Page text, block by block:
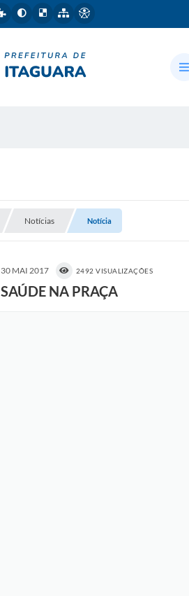
Notícias Notícia
30 MAI 2017 2492 VISUALIZAÇÕES
SAÚDE NA PRAÇA